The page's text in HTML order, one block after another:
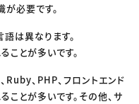
必要です。
は異なります。
ことが多いです。
Ruby、PHP、フロントエンド
とが多いです。その他、サ